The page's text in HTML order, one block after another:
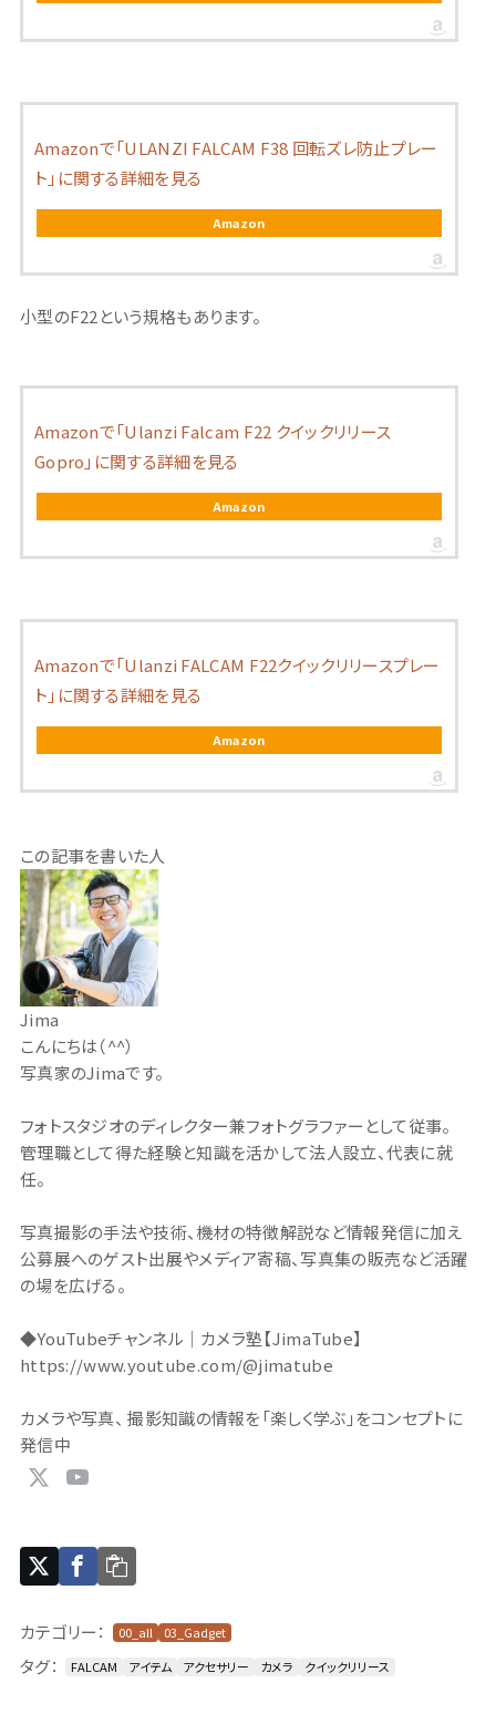
Amazonで「ULANZI FALCAM F38 回転ズレ防止プレー
ト」に関する詳細を見る
Amazon
小型のF22という規格もあります。
Amazonで「Ulanzi Falcam F22 クイックリリース
Gopro」に関する詳細を見る
Amazon
Amazonで「Ulanzi FALCAM F22クイックリリースプレー
ト」に関する詳細を見る
Amazon
この記事を書いた人
Jima
こんにちは（^^）
写真家のJimaです。
フォトスタジオのディレクター兼フォトグラファーとして従事。
管理職として得た経験と知識を活かして法人設立、代表に就
任。
写真撮影の手法や技術、機材の特徴解説など情報発信に加え
公募展へのゲスト出展やメディア寄稿、写真集の販売など活躍
の場を広げる。
◆YouTubeチャンネル｜カメラ塾【JimaTube】
https://www.youtube.com/@jimatube
カメラや写真、 撮影知識の情報を「楽しく学ぶ」をコンセプトに
発信中
カテゴリー： 00_all 03_Gadget
タグ： FALCAM アイテム アクセサリー カメラ クイックリリース